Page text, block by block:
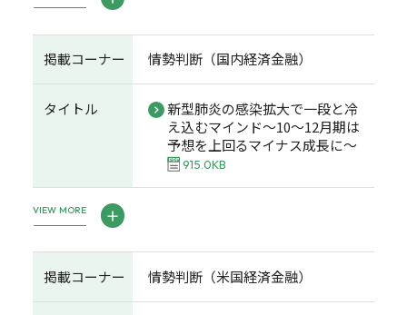
掲載コーナー 情勢判断（国内経済金融）
タイトル
新型肺炎の感染拡大で一段と冷
え込むマインド～10～12月期は
予想を上回るマイナス成長に～
915.0KB
VIEW MORE
掲載コーナー 情勢判断（米国経済金融）